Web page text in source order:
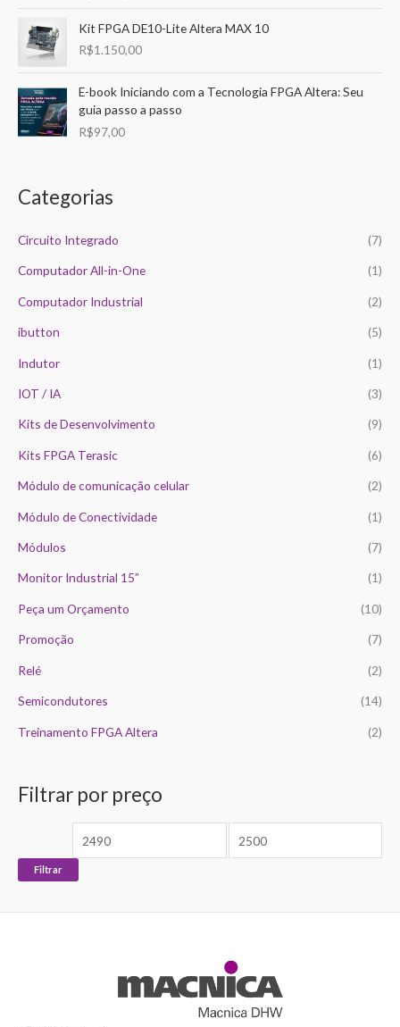
o
r
Kit FPGA DE10-Lite Altera MAX 10
R$1.150,00
E-book Iniciando com a Tecnologia FPGA Altera: Seu
guia passo a passo
R$97,00
Categorias
Circuito Integrado (7)
Computador All-in-One (1)
Computador Industrial (2)
ibutton (5)
Indutor (1)
IOT / IA (3)
Kits de Desenvolvimento (9)
Kits FPGA Terasic (6)
Módulo de comunicação celular (2)
Módulo de Conectividade (1)
Módulos (7)
Monitor Industrial 15” (1)
Peça um Orçamento (10)
Promoção (7)
Relé (2)
Semicondutores (14)
Treinamento FPGA Altera (2)
Filtrar por preço
n
x
i
Filtrar